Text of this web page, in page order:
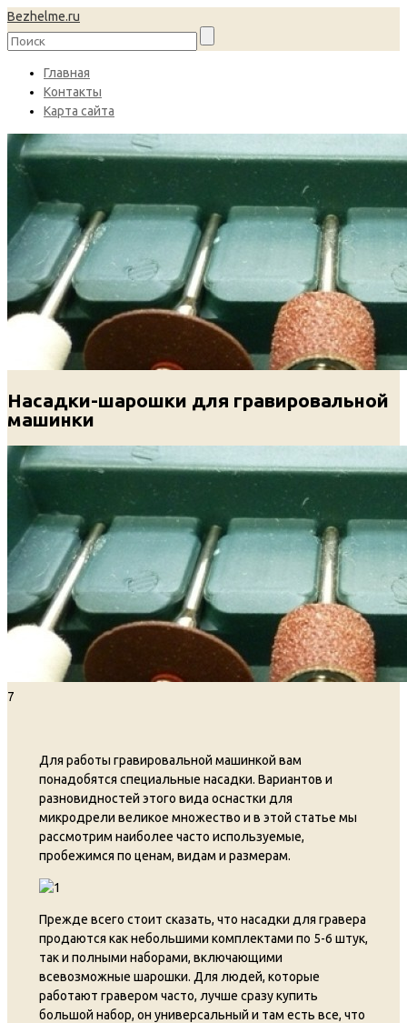
Bezhelme.ru
Главная
Контакты
Карта сайта
Насадки-шарошки для гравировальной
машинки
7
Для работы гравировальной машинкой вам
понадобятся специальные насадки. Вариантов и
разновидностей этого вида оснастки для
микродрели великое множество и в этой статье мы
рассмотрим наиболее часто используемые,
пробежимся по ценам, видам и размерам.
Прежде всего стоит сказать, что насадки для гравера
продаются как небольшими комплектами по 5-6 штук,
так и полными наборами, включающими
всевозможные шарошки. Для людей, которые
работают гравером часто, лучше сразу купить
большой набор, он универсальный и там есть все, что